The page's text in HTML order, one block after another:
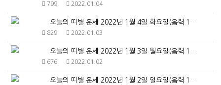
799 2022.01.04
오늘의 띠별 운세 2022년 1월 4일 화요일(음력 1…
829 2022.01.03
오늘의 띠별 운세 2022년 1월 3일 월요일(음력 1…
676 2022.01.02
오늘의 띠별 운세 2022년 1월 2일 일요일(음력 1…